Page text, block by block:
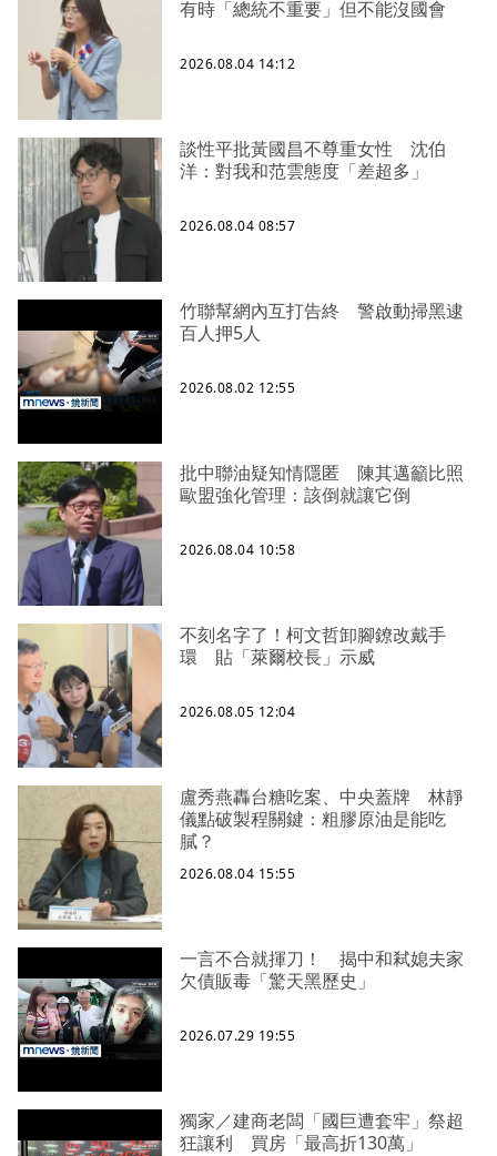
有時「總統不重要」但不能沒國會
2026.08.04 14:12
談性平批黃國昌不尊重女性 沈伯
洋：對我和范雲態度「差超多」
2026.08.04 08:57
竹聯幫網內互打告終 警啟動掃黑逮
百人押5人
2026.08.02 12:55
批中聯油疑知情隱匿 陳其邁籲比照
歐盟強化管理：該倒就讓它倒
2026.08.04 10:58
不刻名字了！柯文哲卸腳鐐改戴手
環 貼「萊爾校長」示威
2026.08.05 12:04
盧秀燕轟台糖吃案、中央蓋牌 林靜
儀點破製程關鍵：粗膠原油是能吃
膩？
2026.08.04 15:55
一言不合就揮刀！ 揭中和弒媳夫家
欠債販毒「驚天黑歷史」
2026.07.29 19:55
獨家／建商老闆「國巨遭套牢」祭超
狂讓利 買房「最高折130萬」